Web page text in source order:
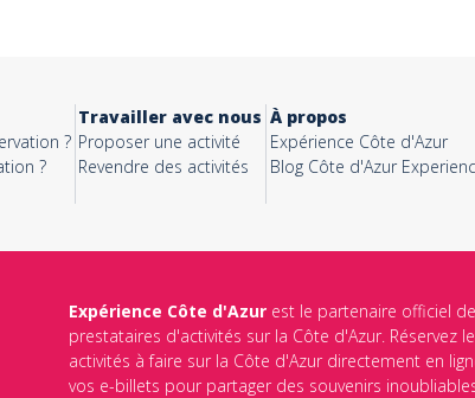
?
?
Travailler avec nous
Proposer une activité
Revendre des activités
À propos
Expérience Côte d'Azur
Blog Côte d'Azur
Expérience Côte d'Azurest le partenaire officiel
prestataires d'activités sur la Côte d'Azur. Réservez
activités à faire sur la Côte d'Azur directement en
vos e-billets pour partager des souvenirs